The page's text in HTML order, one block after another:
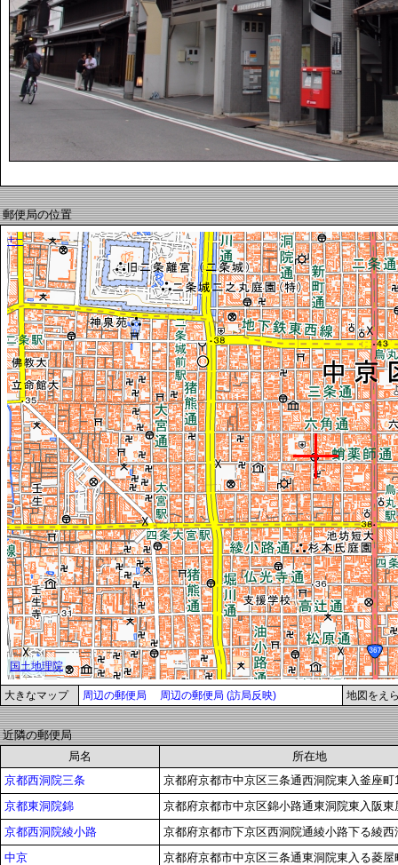
郵便局の位置
大きなマップ 周辺の郵便局 周辺の郵便局 (訪局反映) 地図をえ
近隣の郵便局
局名
所在地
京都西洞院三条
京都府京都市中京区三条通西洞院東入釜座町
京都東洞院錦
京都府京都市中京区錦小路通東洞院東入阪東
京都西洞院綾小路
京都府京都市下京区西洞院通綾小路下る綾西
中京
京都府京都市中京区三条通東洞院東入る菱屋